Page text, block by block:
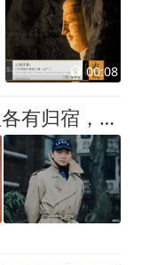
00:08
58岁胡文阁：父母离世三姐各有归宿，他终身未婚痴迷唱戏